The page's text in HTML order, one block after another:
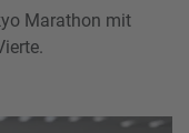
Marathon mit